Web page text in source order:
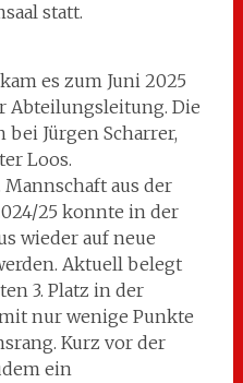
statt.
es zum Juni 2025
Abteilungsleitung. Die
Jürgen Scharrer,
Loos.
Mannschaft aus der
25 konnte in der
wieder auf neue
Aktuell belegt
3. Platz in der
nur wenige Punkte
Kurz vor der
ein